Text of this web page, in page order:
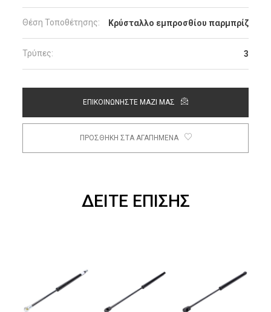
Θέση Τοποθέτησης: Κρύσταλλο εμπροσθίου παρμπρίζ
Τρύπες: 3
ΕΠΙΚΟΙΝΩΝΗΣΤΕ ΜΑΖΙ ΜΑΣ
ΠΡΟΣΘΗΚΗ ΣΤΑ ΑΓΑΠΗΜΕΝΑ
ΔΕΙΤΕ ΕΠΙΣΗΣ